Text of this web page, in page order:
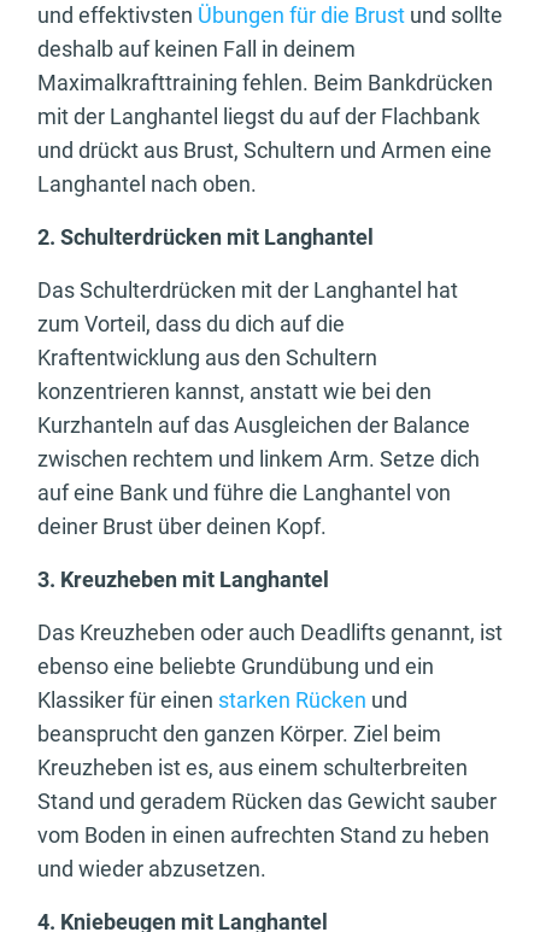
und effektivsten Übungen für die Brust und sollte
deshalb auf keinen Fall in deinem
Maximalkrafttraining fehlen. Beim Bankdrücken
mit der Langhantel liegst du auf der Flachbank
und drückt aus Brust, Schultern und Armen eine
Langhantel nach oben.
2. Schulterdrücken mit Langhantel
Das Schulterdrücken mit der Langhantel hat
zum Vorteil, dass du dich auf die
Kraftentwicklung aus den Schultern
konzentrieren kannst, anstatt wie bei den
Kurzhanteln auf das Ausgleichen der Balance
zwischen rechtem und linkem Arm. Setze dich
auf eine Bank und führe die Langhantel von
deiner Brust über deinen Kopf.
3. Kreuzheben mit Langhantel
Das Kreuzheben oder auch Deadlifts genannt, ist
ebenso eine beliebte Grundübung und ein
Klassiker für einen starken Rücken und
beansprucht den ganzen Körper. Ziel beim
Kreuzheben ist es, aus einem schulterbreiten
Stand und geradem Rücken das Gewicht sauber
vom Boden in einen aufrechten Stand zu heben
und wieder abzusetzen.
4. Kniebeugen mit Langhantel